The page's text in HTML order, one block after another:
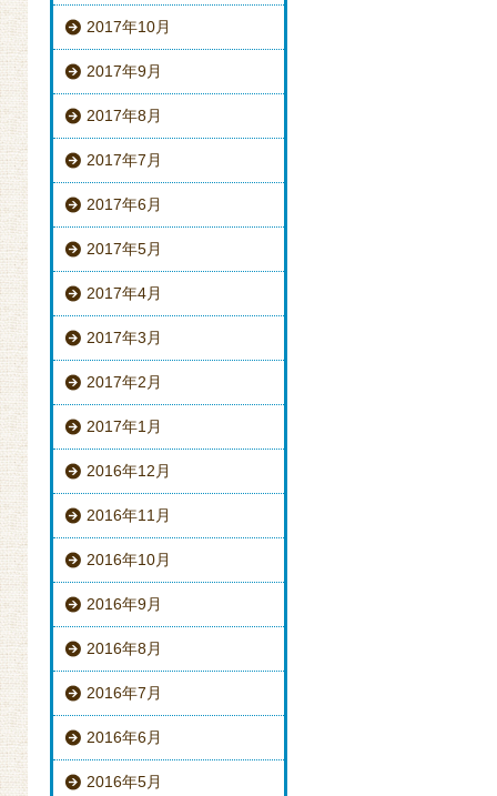
2017年10月
2017年9月
2017年8月
2017年7月
2017年6月
2017年5月
2017年4月
2017年3月
2017年2月
2017年1月
2016年12月
2016年11月
2016年10月
2016年9月
2016年8月
2016年7月
2016年6月
2016年5月